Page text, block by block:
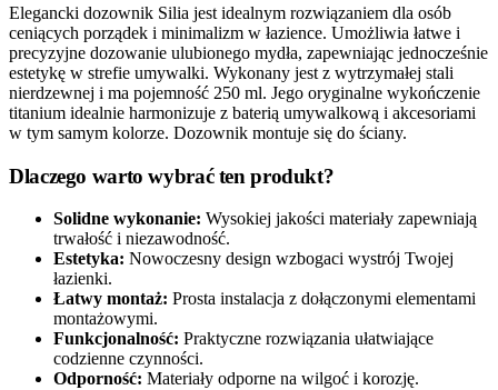
Elegancki dozownik Silia jest idealnym rozwiązaniem dla osób
ceniących porządek i minimalizm w łazience. Umożliwia łatwe i
precyzyjne dozowanie ulubionego mydła, zapewniając jednocześnie
estetykę w strefie umywalki. Wykonany jest z wytrzymałej stali
nierdzewnej i ma pojemność 250 ml. Jego oryginalne wykończenie
titanium idealnie harmonizuje z baterią umywalkową i akcesoriami
w tym samym kolorze. Dozownik montuje się do ściany.
Dlaczego warto wybrać ten produkt?
Solidne wykonanie: Wysokiej jakości materiały zapewniają
trwałość i niezawodność.
Estetyka: Nowoczesny design wzbogaci wystrój Twojej
łazienki.
Łatwy montaż: Prosta instalacja z dołączonymi elementami
montażowymi.
Funkcjonalność: Praktyczne rozwiązania ułatwiające
codzienne czynności.
Odporność: Materiały odporne na wilgoć i korozję.